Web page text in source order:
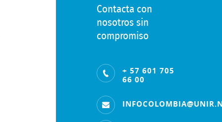
Contacta con
nosotros sin
compromiso
+ 57 601 705
66 00